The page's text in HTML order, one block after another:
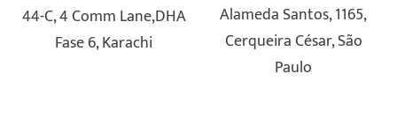
44-C, 4 Comm Lane,DHA
Fase 6, Karachi
Alameda Santos, 1165,
Cerqueira César, São
Paulo